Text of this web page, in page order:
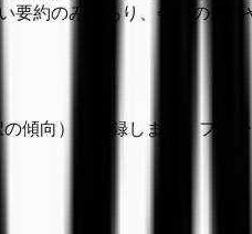
要約のみであり、会話の生の
傾向）を記録します。フォ